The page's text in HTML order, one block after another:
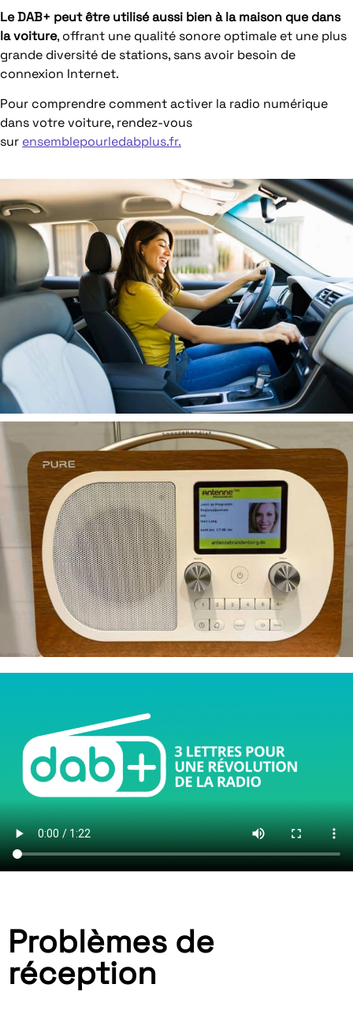
Le DAB+ peut être utilisé aussi bien à la maison que dans
la voiture, offrant une qualité sonore optimale et une plus
grande diversité de stations, sans avoir besoin de
connexion Internet.
Pour comprendre comment activer la radio numérique
dans votre voiture, rendez-vous
sur ensemblepourledabplus.fr.
Problèmes de
réception